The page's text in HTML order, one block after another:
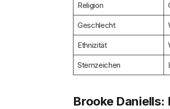
Religion
Geschlecht
Ethnizität
Sternzeichen
Brooke Daniells: